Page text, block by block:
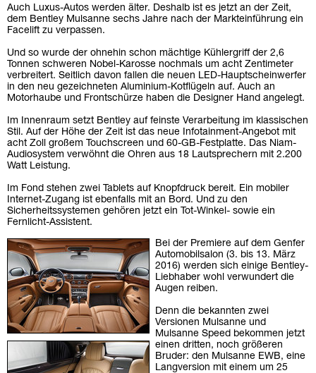
Auch Luxus-Autos werden älter. Deshalb ist es jetzt an der Zeit,
dem Bentley Mulsanne sechs Jahre nach der Markteinführung ein
Facelift zu verpassen.
Und so wurde der ohnehin schon mächtige Kühlergriff der 2,6
Tonnen schweren Nobel-Karosse nochmals um acht Zentimeter
verbreitert. Seitlich davon fallen die neuen LED-Hauptscheinwerfer
in den neu gezeichneten Aluminium-Kotflügeln auf. Auch an
Motorhaube und Frontschürze haben die Designer Hand angelegt.
Im Innenraum setzt Bentley auf feinste Verarbeitung im klassischen
Stil. Auf der Höhe der Zeit ist das neue Infotainment-Angebot mit
acht Zoll großem Touchscreen und 60-GB-Festplatte. Das Niam-
Audiosystem verwöhnt die Ohren aus 18 Lautsprechern mit 2.200
Watt Leistung.
Im Fond stehen zwei Tablets auf Knopfdruck bereit. Ein mobiler
Internet-Zugang ist ebenfalls mit an Bord. Und zu den
Sicherheitssystemen gehören jetzt ein Tot-Winkel- sowie ein
Fernlicht-Assistent.
Bei der Premiere auf dem Genfer
Automobilsalon (3. bis 13. März
2016) werden sich einige Bentley-
Liebhaber wohl verwundert die
Augen reiben.
Denn die bekannten zwei
Versionen Mulsanne und
Mulsanne Speed bekommen jetzt
einen dritten, noch größeren
Bruder: den Mulsanne EWB, eine
Langversion mit einem um 25